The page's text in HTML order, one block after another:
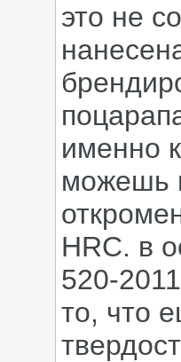
это не
именно
можешь
HRC. в
520-
то, что